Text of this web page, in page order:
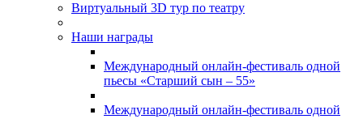
Виртуальный 3D тур по театру
Наши награды
Международный онлайн-фестиваль одной
пьесы «Старший сын – 55»
Международный онлайн-фестиваль одной